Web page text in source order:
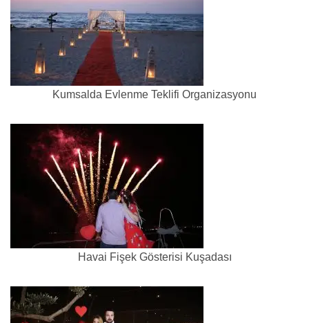
Kumsalda Evlenme Teklifi Organizasyonu
Havai Fişek Gösterisi Kuşadası